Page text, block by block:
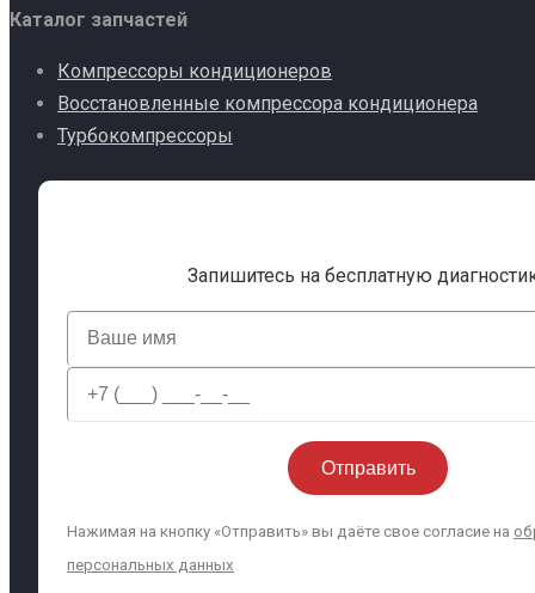
Каталог запчастей
Компрессоры кондиционеров
Восстановленные компрессора кондиционера
Турбокомпрессоры
Запишитесь на бесплатную
Нажимая на кнопку «Отправить» вы даёте свое согласие на
персональных данных